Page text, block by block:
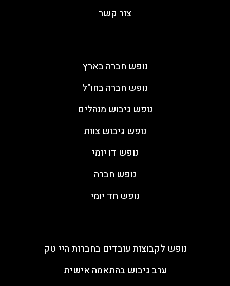
צור קשר
נופש חברה בארץ
נופש חברה בחו"ל
נופש גיבוש מנהלים
נופש גיבוש צוות
נופש דו יומי
נופש חברה
נופש חד יומי
נופש לקבוצות עובדים בחברות היי טק
ערב גיבוש בהתאמה אישית